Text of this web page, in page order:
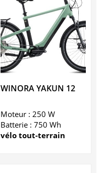
WINORA YAKUN 12
Moteur : 250 W
Batterie : 750 Wh
vélo tout-terrain